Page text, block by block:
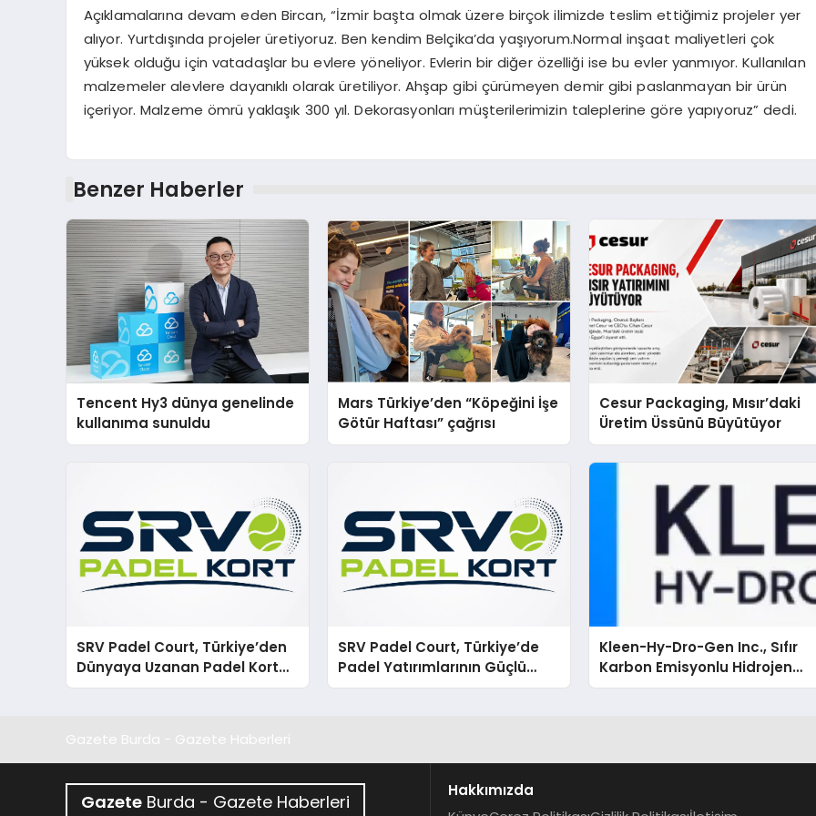
Açıklamalarına devam eden Bircan, “İzmir başta olmak üzere birçok ilimizde teslim ettiğimiz projeler yer
alıyor. Yurtdışında projeler üretiyoruz. Ben kendim Belçika’da yaşıyorum.Normal inşaat maliyetleri çok
yüksek olduğu için vatadaşlar bu evlere yöneliyor. Evlerin bir diğer özelliği ise bu evler yanmıyor. Kullanılan
malzemeler alevlere dayanıklı olarak üretiliyor. Ahşap gibi çürümeyen demir gibi paslanmayan bir ürün
içeriyor. Malzeme ömrü yaklaşık 300 yıl. Dekorasyonları müşterilerimizin taleplerine göre yapıyoruz” dedi.
Benzer Haberler
Tencent Hy3 dünya genelinde
kullanıma sunuldu
Mars Türkiye’den “Köpeğini İşe
Götür Haftası” çağrısı
Cesur Packaging, Mısır’daki
Üretim Üssünü Büyütüyor
SRV Padel Court, Türkiye’den
Dünyaya Uzanan Padel Kort
Üretiminde Güvenin Adresi
SRV Padel Court, Türkiye’de
Padel Yatırımlarının Güçlü
Markası Olmayı Sürdürüyor
Kleen-Hy-Dro-Gen Inc., Sıfır
Karbon Emisyonlu Hidrojen
Isıtma Teknolojisinde ISO ve
Gazete Burda - Gazete Haberleri
Gazete Burda - Gazete Haberleri
Hakkımızda